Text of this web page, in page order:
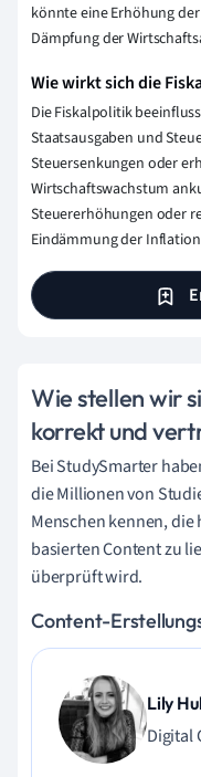
könnte eine Erhöhung
Dämpfung der
Wie wirkt sich die
Die Fiskalpolitik
Staatsausgaben und
Steuersenkungen oder
Wirtschaftswachstum
Steuererhöhungen oder
Eindämmung der
Wie stellen wir
korrekt und
Bei StudySmarter
die Millionen von
Menschen kennen,
basierten Content zu
überprüft wird.
Content-
Lily
Digital